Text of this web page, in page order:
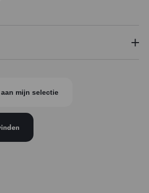
1
mijn selectie